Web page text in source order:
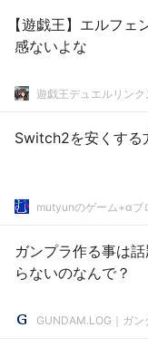
【遊戯王】エルフ
感ないよな
遊戯王デュエルリンク
Switch2を安くする
mutyunのゲーム+αブ
ガンプラ作る事は
らないのなんで？
GUNDAM.LOG｜ガ